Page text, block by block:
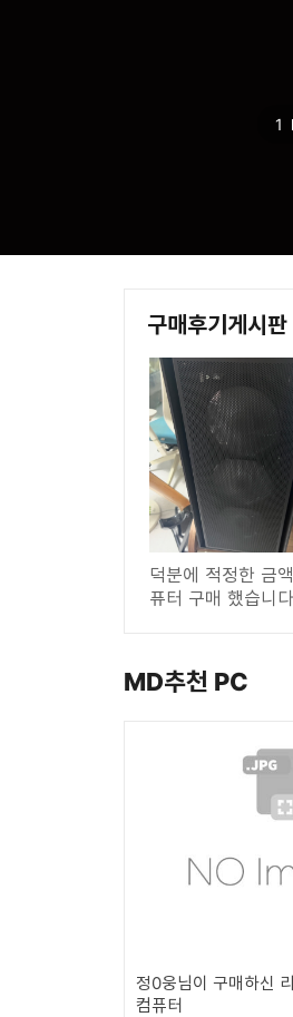
1
구매후기게시판
덕분에 적정한 금
퓨터 구매 했습니
MD추천 PC
정0웅님이 구매하신
컴퓨터